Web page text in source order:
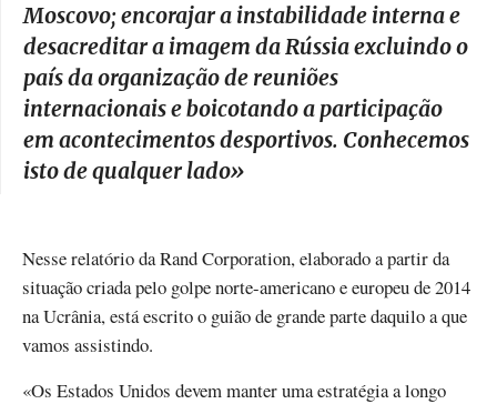
Moscovo; encorajar a instabilidade interna e
desacreditar a imagem da Rússia excluindo o
país da organização de reuniões
internacionais e boicotando a participação
em acontecimentos desportivos. Conhecemos
isto de qualquer lado»
Nesse relatório da Rand Corporation, elaborado a partir da
situação criada pelo golpe norte-americano e europeu de 2014
na Ucrânia, está escrito o guião de grande parte daquilo a que
vamos assistindo.
«Os Estados Unidos devem manter uma estratégia a longo